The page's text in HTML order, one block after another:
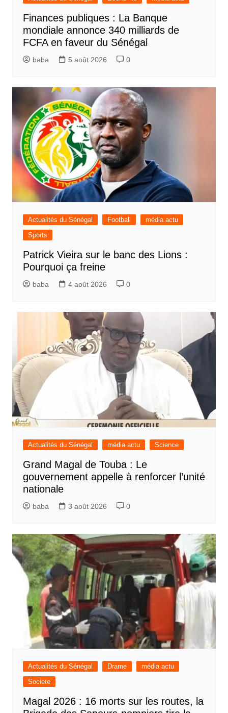
Finances publiques : La Banque
mondiale annonce 340 milliards de
FCFA en faveur du Sénégal
baba 5 août 2026 0
Actualités du Sénégal Football
média actu
Sports
Patrick Vieira sur le banc des Lions :
Pourquoi ça freine
baba 4 août 2026 0
Actualités du Sénégal média actu Science
Grand Magal de Touba : Le
gouvernement appelle à renforcer l’unité
nationale
baba 3 août 2026 0
Actualités du Sénégal Drame
média actu
Societe
Magal 2026 : 16 morts sur les routes, la